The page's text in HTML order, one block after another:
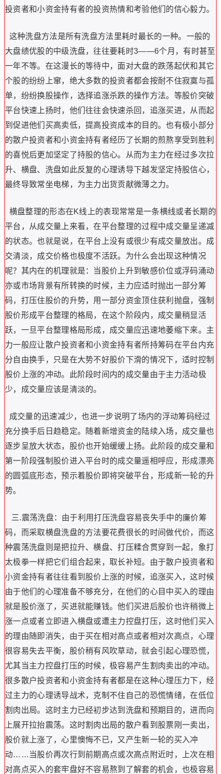
投资者和小资金持有者的投资热情和考验他们的信心毅力。
这种洗盘方法是所有洗盘方法里耗时最长的一种。一般的
大盘绩优股的中级洗盘，往往要耗时3——6个月，有时甚至
一年不等。在这漫长的等待中，面对大盘的跌荡起伏和其它
个股的纷纷上窜，绝大多数的投资者都会按耐不住寂寞与孤
单，纷纷换股操作，选择追涨杀跌的操作方法。等股价突破
平台快速上扬时，他们往往会快速杀回，追涨买进，从而起
到促进他们买高卖低，提高投资成本的目的。也有极小部分
的散户投资者和小资金持有者经历了长期的煎熬享受到胜利
的喜悦后更加坚定了持股的信心。从而为主力在经过多次拉
升、横盘、洗盘如此反复的心理诱导下越发坚定持股信心，
最终导致常坐电梯，为主力出货贡献微薄之力。
横盘整理的形态在K线上的表现常常是一条横线或者长期的
平台，从成交量上来看，在平台整理的过程中成交量呈递减
的状态。也就是说，在平台上没有或很少有成交量放出。成
交清淡，成交价格也极度不活跃。为什么会出现这种情况
呢？其内在的机理就是：当股价上升到敏感价位或浮码涌动
亦或市场背景有所转换的时候，主力应适时抛出一部分筹
码，打压住股价的升势，用一部分资金顶住获利抛盘，强制
股价形成平台整理的格局，在这个阶段内，成交量稍显活
跃，一旦平台整理格局形成，成交量应迅速地萎缩下来。主
力一般应让散户投资者和小资金持有者所持筹码在平台内充
分自由换手，只是在大势不好股价下滑的情况下，适时控制
股价上涨的冲动。此阶段时间内的成交量由于主力活动极
少，成交量应该是清淡的。
成交量的迅速减少，也进一步说明了场内的浮动筹码经过
充分换手后日趋稳定。随着新增资金的陆续入场，成交量也
逐步呈放大状态，股价也开始缓缓上扬。此阶段的成交量和
第一阶段强制股价进入平台时的成交量遥相呼应，形成漂亮
的圆弧底形态，预示着股价即将突破平台，形成新一轮的升
势。
三.震荡洗盘：由于利用打压洗盘容易丧失手中的廉价筹
码，而采取横盘洗盘的方法要花费很长的时间做代价，而这
种震荡洗盘则是把拉升、横盘、打压糅合贯穿到一起，象打
太极拳一样把它们组合起来，取长补短。由于散户投资者和
小资金持有者往往看到股价上涨的时候，追涨买入，这时候
由于他们的心理准备不够充分，在他们的心目中买入的理由
就是股价涨了，买进就能赚钱。他们买进后股价也许稍微上
涨一点或者立即进入横盘或遭主力控盘打压，这时他们买入
的理由随即消失，由于买在相对高点或者相对次高点，心理
很容易失去平衡，股价稍有风吹草动，就会引起心理恐慌，
尤其当主力控盘打压的时候，极容易产生割肉卖出的冲动。
很多散户投资者和小资金持有者都是在这种心理压力下，经
过主力的心理诱导战术，克制不住自己的恐慌情绪，在低位
割肉出局。这时主力已经初步达到洗盘和预期目的，进而向
上展开拉抬震荡。这时割肉出局的散户看到股票刚一卖出，
股价就上涨了，心里懊悔不已，又产生新一轮的买入冲
动……当股价再次行到前期高点或次高点附近时，上次在相
对高点买入的套牢盘好不容易熬到了解套的机会，也极容易